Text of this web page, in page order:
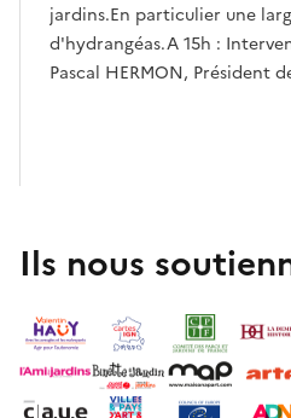
jardins.En particulier une
d'hydrangéas.A 15h :
Pascal HERMON, Président
Ils nous